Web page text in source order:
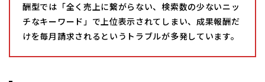
酬型では「全く売上に繋がらない、検索数の少ないニッ
チなキーワード」で上位表示されてしまい、成果報酬だ
けを毎月請求されるというトラブルが多発しています。